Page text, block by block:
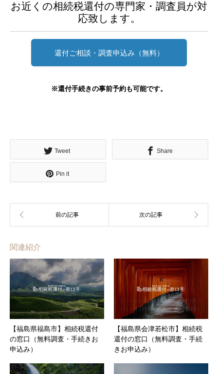
お近くの相続税還付の専門家・調査員が対
応致します。
還付ご相談・調査申込み（無料）
※還付手続きの事前予約も可能です。
Tweet Share
Pin it
関連紹介
【福島県福島市】相続税還付
の窓口（無料調査・手続きお
申込み）
【福島県会津若松市】相続税
還付の窓口（無料調査・手続
きお申込み）